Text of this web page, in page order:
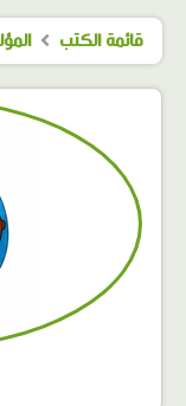
قائمة الكتب